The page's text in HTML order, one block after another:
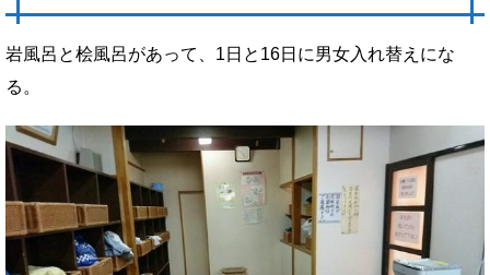
岩風呂と桧風呂があって、1日と16日に男女入れ替えにな
る。